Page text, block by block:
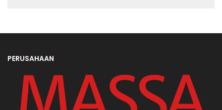
PERUSAHAAN